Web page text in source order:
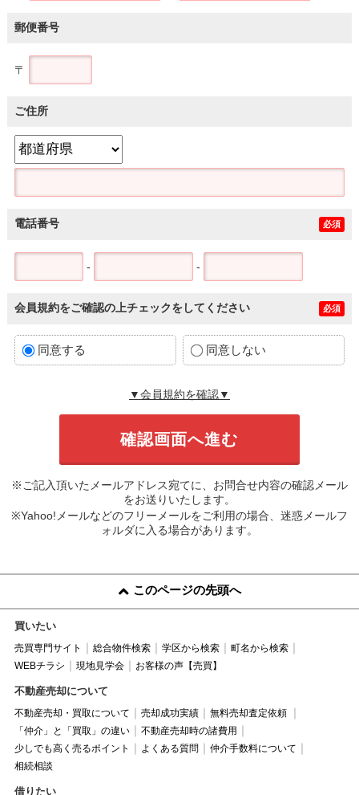
郵便番号
〒
ご住所
電話番号 必須
- -
会員規約をご確認の上チェックをしてください 必須
同意する 同意しない
▼会員規約を確認▼
※ご記入頂いたメールアドレス宛てに、お問合せ内容の確認メール
をお送りいたします。
※Yahoo!メールなどのフリーメールをご利用の場合、迷惑メールフ
ォルダに入る場合があります。
このページの先頭へ
買いたい
売買専門サイト 総合物件検索 学区から検索
町名から検索
WEBチラシ
現地見学会 お客様の声【売買】
不動産売却について
不動産売却・買取について 売却成功実績
無料売却査定依頼
「仲介」と「買取」の違い
不動産売却時の諸費用
少しでも高く売るポイント
よくある質問
仲介手数料について
相続相談
借りたい